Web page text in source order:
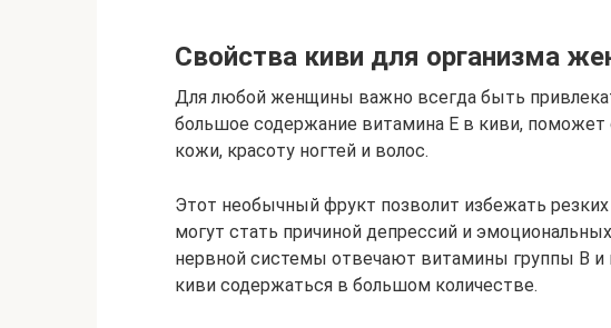
Свойства киви для организма
Для любой женщины важно всегда быть
большое содержание витамина Е в киви, поможет
кожи, красоту ногтей и волос.
Этот необычный фрукт позволит избежать
могут стать причиной депрессий и
нервной системы отвечают витамины группы В
киви содержаться в большом количестве.